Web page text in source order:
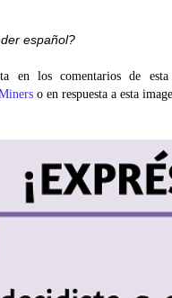
español?
en los comentarios de
o en respuesta a esta